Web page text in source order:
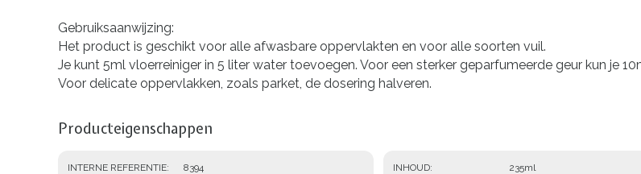
Gebruiksaanwijzing:
Het product is geschikt voor alle afwasbare oppervlakten en voor alle soorten vuil.
Je kunt 5ml vloerreiniger in 5 liter water toevoegen. Voor een sterker geparfumeerde geur kun je
Voor delicate oppervlakken, zoals parket, de dosering halveren.
Producteigenschappen
INTERNE REFERENTIE 8394 INHOUD 235ml